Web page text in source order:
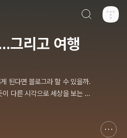
그리고 여행
된다면 블로그라 할 수 있을까.
다른 시각으로 세상을 보는 사